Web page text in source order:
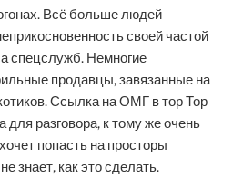
Всё больше людей
своей частой
спецслужб. Немногие
продавцы, завязанные на
Ссылка на ОМГ в тор Тор
для разговора, к тому же очень
попасть на просторы
знает, как это сделать.